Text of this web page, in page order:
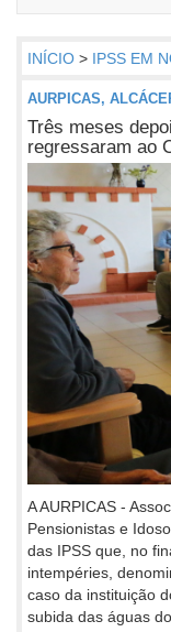
INÍCIO > IPSS EM
AURPICAS,
Três meses
regressaram ao
A AURPICAS -
Pensionistas e
das IPSS que, no
intempéries,
caso da instituição
subida das águas